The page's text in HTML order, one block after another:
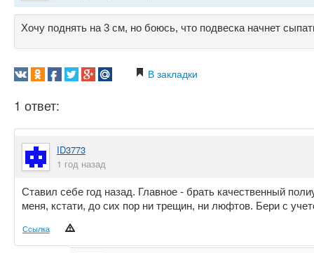
Хочу поднять на 3 см, но боюсь, что подвеска начнет
В закладки
1 ответ:
ID3773
1 год назад
Ставил себе год назад. Главное - брать качественный
меня, кстати, до сих пор ни трещин, ни люфтов. Бери с
Ссылка